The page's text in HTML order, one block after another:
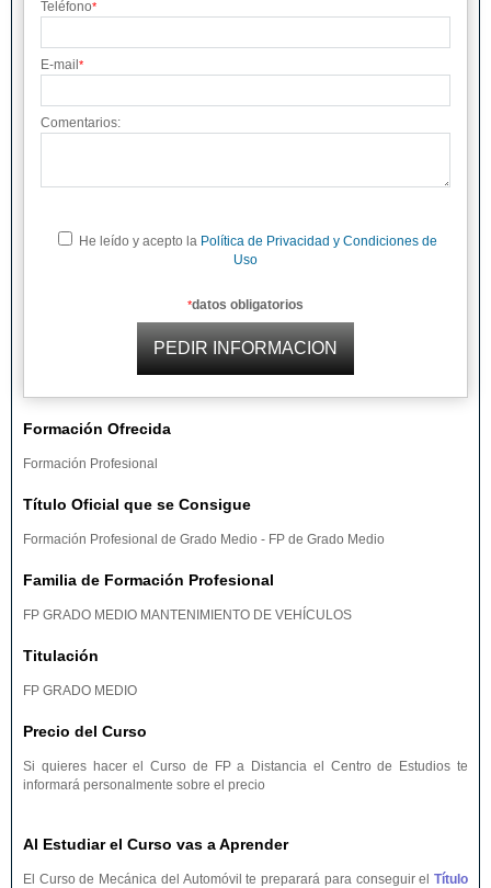
Teléfono*
E-mail *
Comentarios:
He leído y acepto la Política de Privacidad y Condiciones de
Uso
*datos obligatorios
Formación Ofrecida
Formación Profesional
Título Oficial que se Consigue
Formación Profesional de Grado Medio - FP de Grado Medio
Familia de Formación Profesional
FP GRADO MEDIO MANTENIMIENTO DE VEHÍCULOS
Titulación
FP GRADO MEDIO
Precio del Curso
Si quieres hacer el Curso de FP a Distancia el Centro de Estudios te
informará personalmente sobre el precio
Al Estudiar el Curso vas a Aprender
El Curso de Mecánica del Automóvil te preparará para conseguir el Título